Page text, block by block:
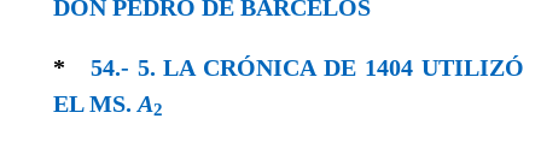
DON PEDRO DE BARCELOS
* 54.- 5. LA CRÓNICA DE 1404 UTILIZÓ
EL MS. A2